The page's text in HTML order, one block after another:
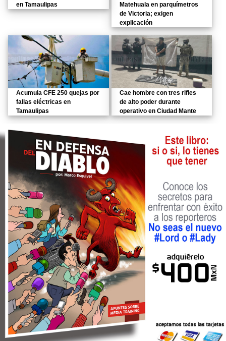
en Tamaulipas
Matehuala en parquímetros
de Victoria; exigen
explicación
Acumula CFE 250 quejas por
fallas eléctricas en
Tamaulipas
Cae hombre con tres rifles
de alto poder durante
operativo en Ciudad Mante